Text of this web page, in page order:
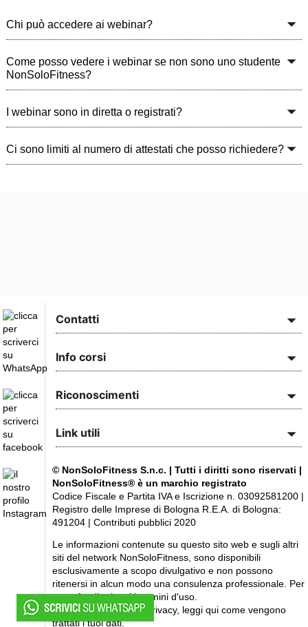
Chi può accedere ai webinar?
Come posso vedere i webinar se non sono uno studente
NonSoloFitness?
I webinar sono in diretta o registrati?
Ci sono limiti al numero di attestati che posso richiedere?
Contatti
Info corsi
Riconoscimenti
Link utili
© NonSoloFitness S.n.c. | Tutti i diritti sono riservati |
NonSoloFitness® è un marchio registrato
Codice Fiscale e Partita IVA e Iscrizione n. 03092581200 |
Registro delle Imprese di Bologna R.E.A. di Bologna:
491204 |Contributi pubblici 2020
Le informazioni contenute su questo sito web e sugli altri
siti del network NonSoloFitness, sono disponibili
esclusivamente a scopo divulgativo e non possono
ritenersi in alcun modo una consulenza professionale. Per
approfondire leggi itermini d'uso.
Siamo attenti alla tua privacy, leggiqui come vengono
trattati i tuoi dati.